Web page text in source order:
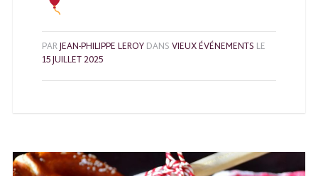
PARJEAN-PHILIPPE LEROYDANSVIEUX ÉVÉNEMENTS LE
15 JUILLET 2025